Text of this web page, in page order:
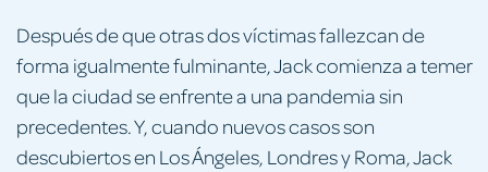
Después de que otras dos víctimas fallezcan de
forma igualmente fulminante, Jack comienza a temer
que la ciudad se enfrente a una pandemia sin
precedentes. Y, cuando nuevos casos son
descubiertos en Los Ángeles, Londres y Roma, Jack